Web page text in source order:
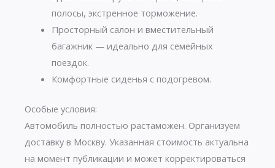
полосы, экстренное торможение.
Просторный салон и вместительный
багажник — идеально для семейных
поездок.
Комфортные сиденья с подогревом.
Особые условия:
Автомобиль полностью растаможен. Организуем
доставку в Москву. Указанная стоимость актуальна
на момент публикации и может корректироваться